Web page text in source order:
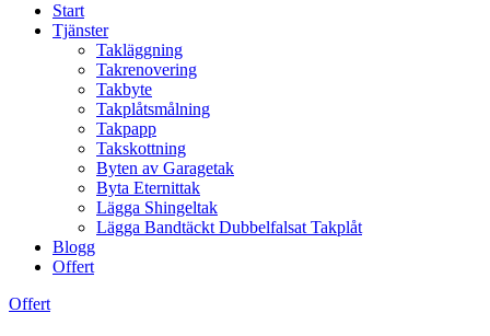
Start
Tjänster
Takläggning
Takrenovering
Takbyte
Takplåtsmålning
Takpapp
Takskottning
Byten av Garagetak
Byta Eternittak
Lägga Shingeltak
Lägga Bandtäckt Dubbelfalsat Takplåt
Blogg
Offert
Offert